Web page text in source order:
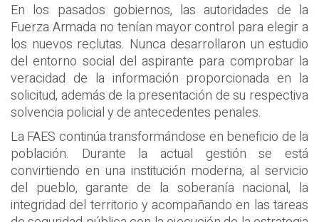
En los pasados gobiernos, las autoridades de la
Fuerza Armada no tenían mayor control para elegir a
los nuevos reclutas. Nunca desarrollaron un estudio
del entorno social del aspirante para comprobar la
veracidad de la información proporcionada en la
solicitud, además de la presentación de su respectiva
solvencia policial y de antecedentes penales.
La FAES continúa transformándose en beneficio de la
población. Durante la actual gestión se está
convirtiendo en una institución moderna, al servicio
del pueblo, garante de la soberanía nacional, la
integridad del territorio y acompañando en las tareas